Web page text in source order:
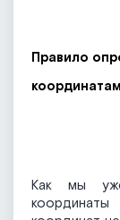
Правило
Как мы